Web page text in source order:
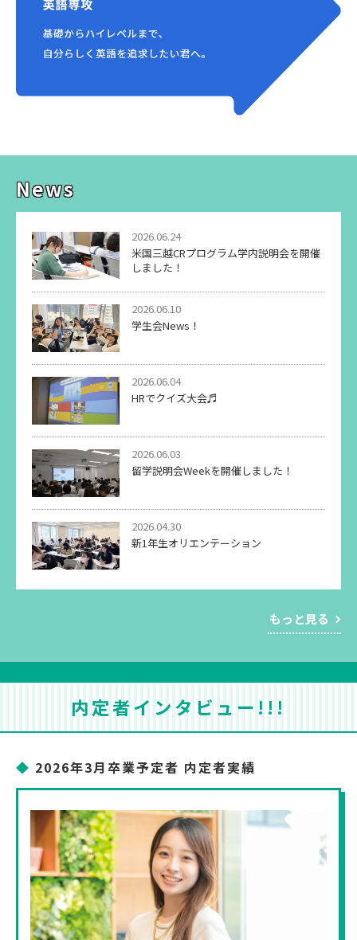
News
2026.06.24
米国三越CRプログラム学内説明会を開催
しました！
2026.06.10
学生会News！
2026.06.04
HRでクイズ大会♬
2026.06.03
留学説明会Weekを開催しました！
2026.04.30
新1年生オリエンテーション
もっと見る
内定者インタビュー!!!
◆ 2026年3月卒業予定者 内定者実績